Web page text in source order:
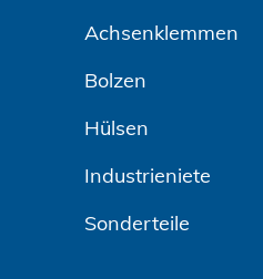
Achsenklemmen
Bolzen
Hülsen
Industrieniete
Sonderteile